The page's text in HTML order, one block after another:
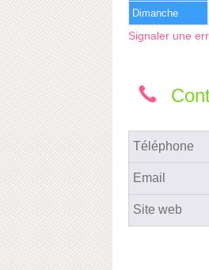
Dimanche
Signaler une
Téléphone
Email
Site web